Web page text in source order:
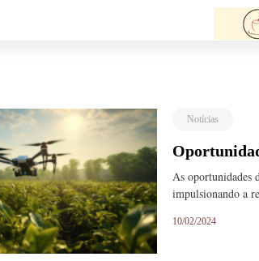
Notícias
As oportunidades
impulsionando a
10/02/2024